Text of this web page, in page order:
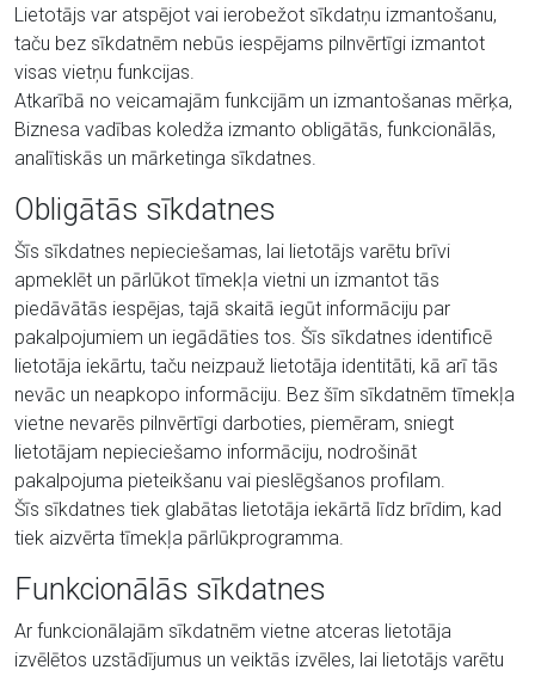
Lietotājs var atspējot vai ierobežot sīkdatņu izmantošanu,
taču bez sīkdatnēm nebūs iespējams pilnvērtīgi izmantot
visas vietņu funkcijas.
Atkarībā no veicamajām funkcijām un izmantošanas mērķa,
Biznesa vadības koledža izmanto obligātās, funkcionālās,
analītiskās un mārketinga sīkdatnes.
Obligātās sīkdatnes
Šīs sīkdatnes nepieciešamas, lai lietotājs varētu brīvi
apmeklēt un pārlūkot tīmekļa vietni un izmantot tās
piedāvātās iespējas, tajā skaitā iegūt informāciju par
pakalpojumiem un iegādāties tos. Šīs sīkdatnes identificē
lietotāja iekārtu, taču neizpauž lietotāja identitāti, kā arī tās
nevāc un neapkopo informāciju. Bez šīm sīkdatnēm tīmekļa
vietne nevarēs pilnvērtīgi darboties, piemēram, sniegt
lietotājam nepieciešamo informāciju, nodrošināt
pakalpojuma pieteikšanu vai pieslēgšanos profilam.
Šīs sīkdatnes tiek glabātas lietotāja iekārtā līdz brīdim, kad
tiek aizvērta tīmekļa pārlūkprogramma.
Funkcionālās sīkdatnes
Ar funkcionālajām sīkdatnēm vietne atceras lietotāja
izvēlētos uzstādījumus un veiktās izvēles, lai lietotājs varētu